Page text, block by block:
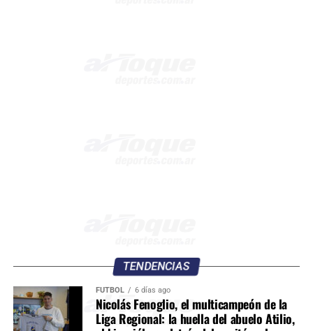
TENDENCIAS
FÚTBOL 6 días ago
Nicolás Fenoglio, el multicampeón de la
Liga Regional: la huella del abuelo Atilio,